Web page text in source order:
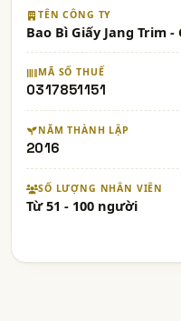
TÊN CÔNG TY
Bao Bì Giấy Jang Trim -
MÃ SỐ THUẾ
0317851151
NĂM THÀNH LẬP
2016
SỐ LƯỢNG NHÂN VIÊN
Từ 51 - 100 người